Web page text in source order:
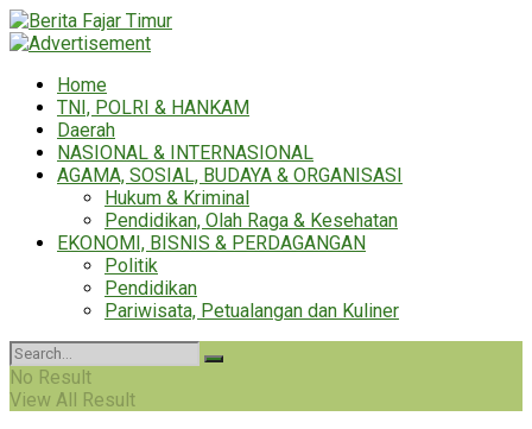
Home
TNI, POLRI & HANKAM
Daerah
NASIONAL & INTERNASIONAL
AGAMA, SOSIAL, BUDAYA & ORGANISASI
Hukum & Kriminal
Pendidikan, Olah Raga & Kesehatan
EKONOMI, BISNIS & PERDAGANGAN
Politik
Pendidikan
Pariwisata, Petualangan dan Kuliner
No Result
View All Result